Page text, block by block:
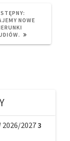
POST:
NOWE
2026/20273